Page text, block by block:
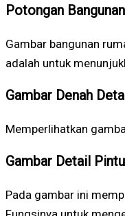
Potongan Bangunan
Gambar bangunan
adalah untuk
Gambar Denah
Memperlihatkan
Gambar Detail
Pada gambar ini